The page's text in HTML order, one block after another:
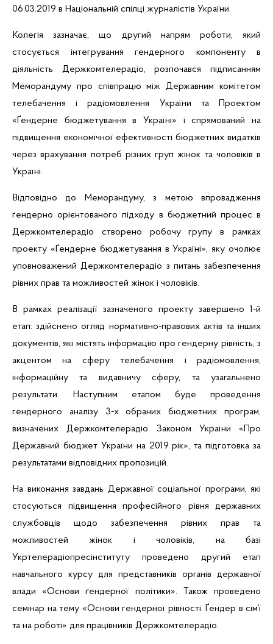
06.03.2019 в Національній спілці журналістів України.
Колегія зазначає, що другий напрям роботи, який
стосується інтегрування гендерного компоненту в
діяльність Держкомтелерадіо, розпочався підписанням
Меморандуму про співпрацю між Державним комітетом
телебачення і радіомовлення України та Проектом
« Ґендерне бюджетування в Україні» і спрямований на
підвищення економічної ефективності бюджетних видатків
через врахування потреб різних груп жінок та чоловіків в
Україні.
Відповідно до Меморандуму, з метою впровадження
ґендерно орієнтованого підходу в бюджетний процес в
Держкомтелерадіо створено робочу групу в рамках
проекту « Ґендерне бюджетування в Україні», яку очолює
уповноважений Держкомтелерадіо з питань забезпечення
рівних прав та можливостей жінок і чоловіків.
В рамках реалізації зазначеного проекту завершено 1-й
етап: здійснено огляд нормативно-правових актів та інших
документів, які містять інформацію про гендерну рівність, з
акцентом на сферу телебачення і радіомовлення,
інформаційну та видавничу сферу, та узагальнено
результати. Наступним етапом буде проведення
гендерного аналізу 3-х обраних бюджетних програм,
визначених Держкомтелерадіо Законом України «Про
Державний бюджет України на 2019 рік», та підготовка за
результатами відповідних пропозицій.
На виконання завдань Державної соціальної програми, які
стосуються підвищення професійного рівня державних
службовців щодо забезпечення рівних прав та
можливостей жінок і чоловіків, на базі
Укртелерадіопресінституту проведено другий етап
навчального курсу для представників органів державної
влади «Основиґендерної політики». Такожпроведено
семінар на тему «Основи гендерної рівності. Ґендер в сім’ї
та на роботі» для працівників Держкомтелерадіо.